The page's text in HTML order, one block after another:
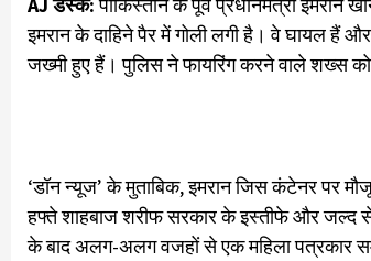
AJ डेस्क:पाकिस्तान के पूर्व प्रधानमंत्री इमरान
इमरान के दाहिने पैर में गोली लगी है। वे घायल
जख्मी हुए हैं। पुलिस ने फायरिंग करने वाले शख्स को
‘डॉन न्यूज’ के मुताबिक, इमरान जिस कंटेनर पर
हफ्ते शाहबाज शरीफ सरकार के इस्तीफे और जल्द
के बाद अलग-अलग वजहों से एक महिला पत्रकार